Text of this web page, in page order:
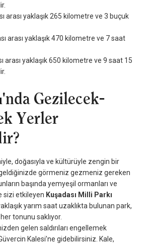
arası yaklaşık 265 kilometre ve 3 buçuk
arası yaklaşık 470 kilometre ve 7 saat
arası yaklaşık 650 kilometre ve 9 saat 15
Gezilecek-
Yerler
doğasıyla ve kültürüyle zengin bir
görmeniz gezmeniz gereken
başında yemyeşil ormanları ve
sizi etkileyen Kuşadası Milli Parkı
yarım saat uzaklıkta bulunan park,
tonunu saklıyor.
gelen saldırıları engellemek
Kalesi’ne gidebilirsiniz. Kale,